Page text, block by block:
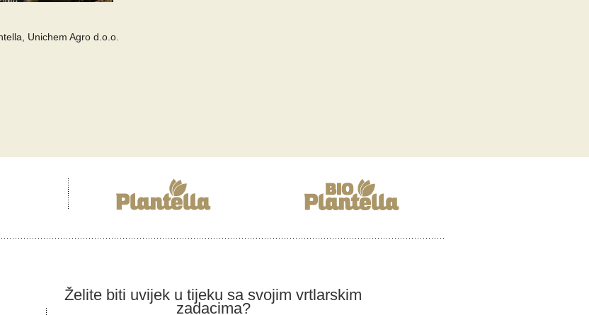
Unichem Agro d.o.o.
Želite biti uvijek u tijeku sa svojim vrtlarskim
zadacima?